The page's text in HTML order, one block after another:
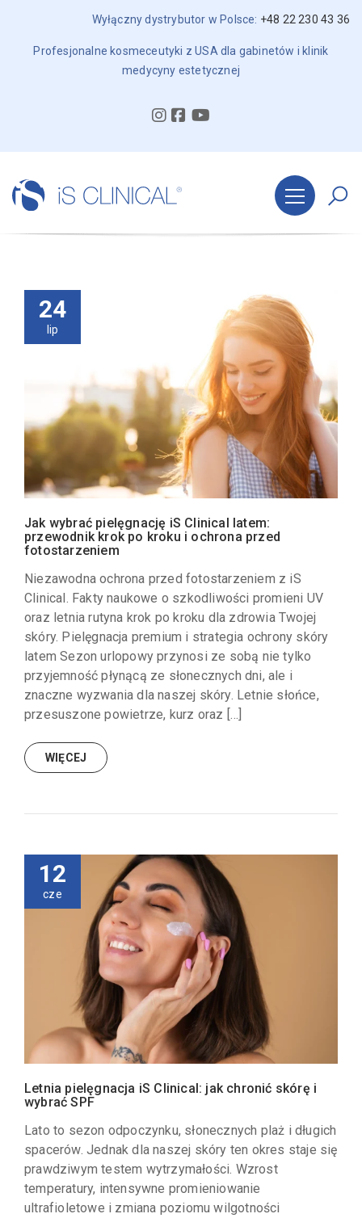
Wyłączny dystrybutor w Polsce: +48 22 230 43 36
Profesjonalne kosmeceutyki z USA dla gabinetów i klinik
medycyny estetycznej
24
lip
Jak wybrać pielęgnację iS Clinical latem:
przewodnik krok po kroku i ochrona przed
fotostarzeniem
Niezawodna ochrona przed fotostarzeniem z iS
Clinical. Fakty naukowe o szkodliwości promieni UV
oraz letnia rutyna krok po kroku dla zdrowia Twojej
skóry. Pielęgnacja premium i strategia ochrony skóry
latem Sezon urlopowy przynosi ze sobą nie tylko
przyjemność płynącą ze słonecznych dni, ale i
znaczne wyzwania dla naszej skóry. Letnie słońce,
przesuszone powietrze, kurz oraz […]
WIĘCEJ
12
cze
Letnia pielęgnacja iS Clinical: jak chronić skórę i
wybrać SPF
Lato to sezon odpoczynku, słonecznych plaż i długich
spacerów. Jednak dla naszej skóry ten okres staje się
prawdziwym testem wytrzymałości. Wzrost
temperatury, intensywne promieniowanie
ultrafioletowe i zmiana poziomu wilgotności